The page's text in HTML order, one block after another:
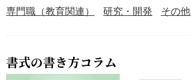
専門職（教育関連）
研究・開発 その他
書式の書き方コラム